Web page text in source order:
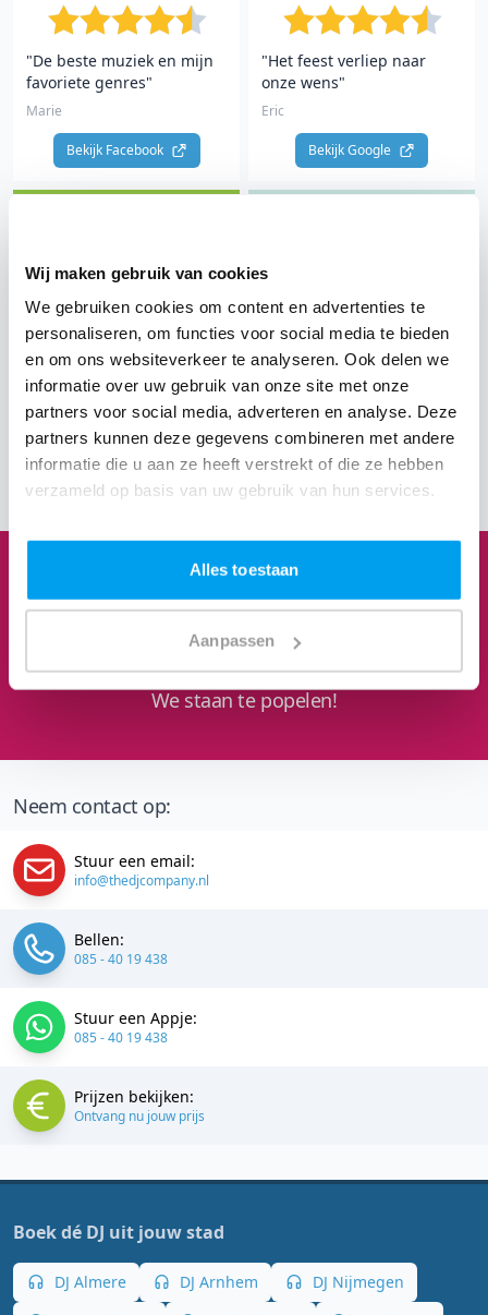
Wij maken gebruik van cookies
We gebruiken cookies om content en advertenties te
personaliseren, om functies voor social media te bieden
en om ons websiteverkeer te analyseren. Ook delen we
informatie over uw gebruik van onze site met onze
partners voor social media, adverteren en analyse. Deze
partners kunnen deze gegevens combineren met andere
informatie die u aan ze heeft verstrekt of die ze hebben
verzameld op basis van uw gebruik van hun services.
Alles toestaan
Aanpassen
"De beste muziek en mijn
favoriete genres"
Marie
Bekijk Facebook
"Het feest verliep naar
onze wens"
Eric
Bekijk Google
9.3/ 10
"Een onvergetelijk feest en
helemaal ontzorgd"
Hans
Bekijk Klantenvertellen
"Precies de DJ die we
zochten"
Mili & Jeroen
Bekijk The Perfect Wedding
1 3 8 3
Feesten om naar uit te kijken
We staan te popelen!
Neem contact op:
Stuur een email:
info@thedjcompany.nl
Bellen:
085 - 40 19 438
Stuur een Appje:
085 - 40 19 438
Prijzen bekijken:
Ontvang nu jouw prijs
Boek dé DJ uit jouw stad
DJ Almere DJ Arnhem
DJ Nijmegen